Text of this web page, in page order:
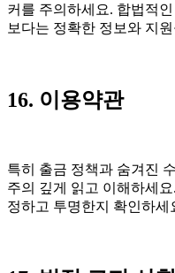
커를 주의하세요. 합법적
보다는 정확한 정보와 지
16. 이용약관
특히 출금 정책과 숨겨진
주의 깊게 읽고 이해하세
정하고 투명한지 확인하세